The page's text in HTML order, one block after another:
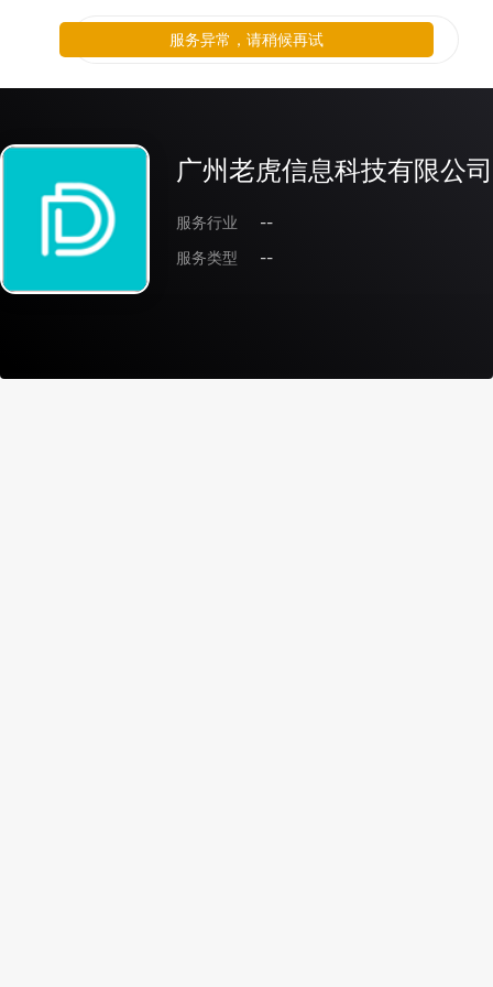
广州老虎信息科技有限公司
服务行业
--
服务类型
--
服务异常，请稍候再试